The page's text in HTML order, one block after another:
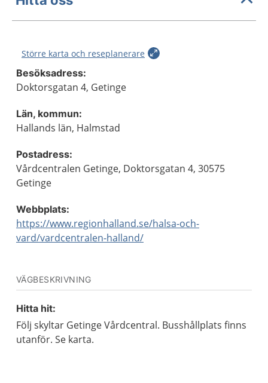
Större karta och reseplanerare
Besöksadress:
Doktorsgatan 4, Getinge
Län, kommun:
Hallands län, Halmstad
Postadress:
Vårdcentralen Getinge, Doktorsgatan 4, 30575
Getinge
Webbplats:
https://www.regionhalland.se/halsa-och-
vard/vardcentralen-halland/
VÄGBESKRIVNING
Hitta hit:
Följ skyltar Getinge Vårdcentral. Busshållplats finns
utanför. Se karta.